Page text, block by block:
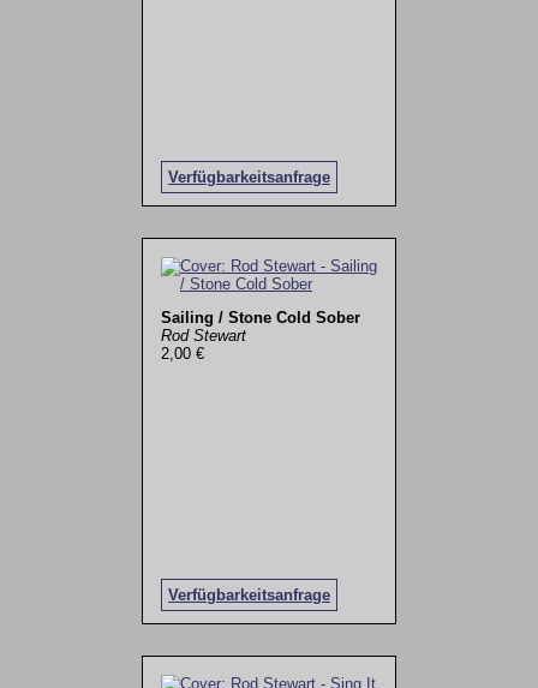
Verfügbarkeitsanfrage
Sailing / Stone Cold Sober
Rod Stewart
2,00 €
Verfügbarkeitsanfrage